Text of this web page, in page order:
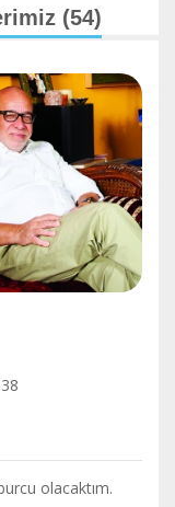
(54)
olacaktım.